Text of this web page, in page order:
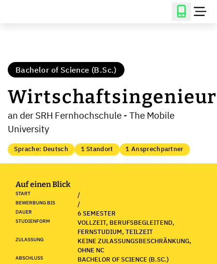
Bachelor of Science (B.Sc.)
an der SRH Fernhochschule - The Mobile
University
Sprache: Deutsch 1 Standort 1 Ansprechpartner
Auf einen Blick
START /
BEWERBUNG BIS /
DAUER 6 SEMESTER
STUDIENFORM
VOLLZEIT, BERUFSBEGLEITEND,
FERNSTUDIUM, TEILZEIT
ZULASSUNG
KEINE ZULASSUNGSBESCHRÄNKUNG,
OHNE NC
ABSCHLUSS BACHELOR OF SCIENCE (B.SC.)